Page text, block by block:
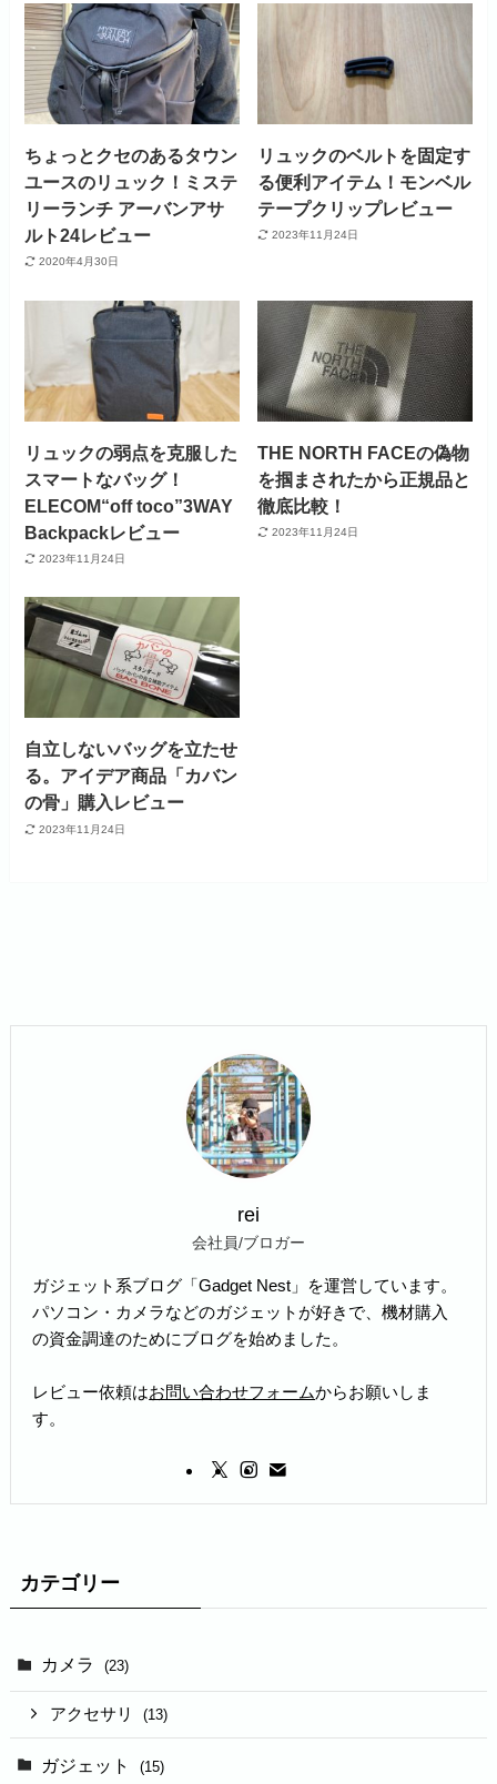
ちょっとクセのあるタウン
ユースのリュック！ミステ
リーランチ アーバンアサ
ルト24レビュー
2020年4月30日
リュックのベルトを固定す
る便利アイテム！モンベル
テープクリップレビュー
2023年11月24日
リュックの弱点を克服した
スマートなバッグ！
ELECOM“off toco”3WAY
Backpackレビュー
2023年11月24日
THE NORTH FACEの偽物
を掴まされたから正規品と
徹底比較！
2023年11月24日
自立しないバッグを立たせ
る。アイデア商品「カバン
の骨」購入レビュー
2023年11月24日
rei
会社員/ブロガー
ガジェット系ブログ「Gadget Nest」を運営しています。
パソコン・カメラなどのガジェットが好きで、機材購入
の資金調達のためにブログを始めました。
レビュー依頼はお問い合わせフォームからお願いしま
す。
カテゴリー
カメラ (23)
アクセサリ (13)
ガジェット (15)